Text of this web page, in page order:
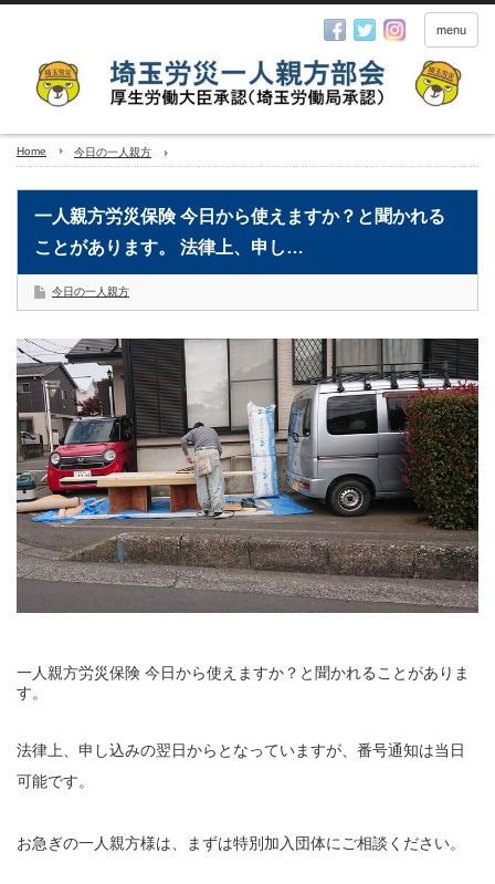
menu
Home 今日の一人親方
一人親方労災保険 今日から使えますか？と聞かれる
ことがあります。 法律上、申し…
今日の一人親方
一人親方労災保険 今日から使えますか？と聞かれることがありま
す。
法律上、申し込みの翌日からとなっていますが、番号通知は当日
可能です。
お急ぎの一人親方様は、まずは特別加入団体にご相談ください。